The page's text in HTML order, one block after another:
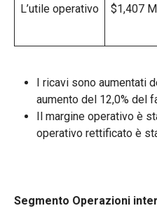
L’utile operativo $1,407 M
I ricavi sono aumentati
aumento del 12,0% del
Il margine operativo è
operativo rettificato è
Segmento Operazioni